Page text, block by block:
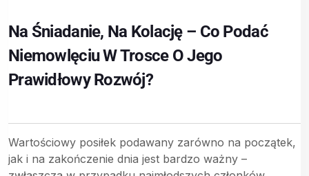
Na Śniadanie, Na Kolację – Co Podać
Niemowlęciu W Trosce O Jego
Prawidłowy Rozwój?
Wartościowy posiłek podawany zarówno na początek,
jak i na zakończenie dnia jest bardzo ważny –